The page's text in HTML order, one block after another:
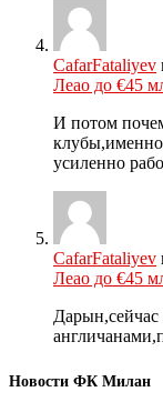
CafarFataliyev
Леао до €45
И потом
усиленно
CafarFataliyev
Леао до €45
Дарын,сейчас
Новости ФК Милан